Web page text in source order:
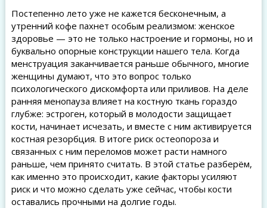
Постепенно лето уже не кажется бесконечным, а
утренний кофе пахнет особым реализмом: женское
здоровье — это не только настроение и гормоны, но и
буквально опорные конструкции нашего тела. Когда
менструация заканчивается раньше обычного, многие
женщины думают, что это вопрос только
психологического дискомфорта или приливов. На деле
ранняя менопауза влияет на костную ткань гораздо
глубже: эстроген, который в молодости защищает
кости, начинает исчезать, и вместе с ним активируется
костная резорбция. В итоге риск остеопороза и
связанных с ним переломов может расти намного
раньше, чем принято считать. В этой статье разберём,
как именно это происходит, какие факторы усиляют
риск и что можно сделать уже сейчас, чтобы кости
оставались прочными на долгие годы.